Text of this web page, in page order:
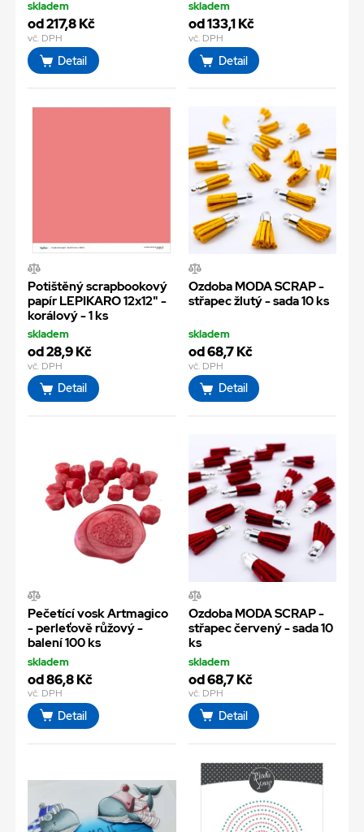
skladem
od 217,8 Kč
vč. DPH
Detail
skladem
od 133,1 Kč
vč. DPH
Detail
Potištěný scrapbookový
papír LEPIKARO 12x12" -
korálový - 1 ks
skladem
od 28,9 Kč
vč. DPH
Detail
Ozdoba MODA SCRAP -
střapec žlutý - sada 10 ks
skladem
od 68,7 Kč
vč. DPH
Detail
Pečetící vosk Artmagico
- perleťově růžový -
balení 100 ks
skladem
od 86,8 Kč
vč. DPH
Detail
Ozdoba MODA SCRAP -
střapec červený - sada 10
ks
skladem
od 68,7 Kč
vč. DPH
Detail